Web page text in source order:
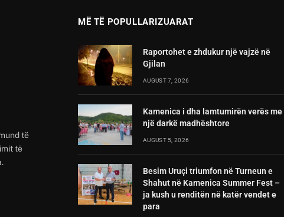
të
të
MË TË POPULLARIZUARAT
Raportohet e zhdukur një vajzë në
Gjilan
AUGUST 7, 2026
Kamenica i dha lamtumirën verës me
një darkë madhështore
AUGUST 5, 2026
Besim Uruçi triumfon në Turneun e
Shahut në Kamenica Summer Fest –
ja kush u renditën në katër vendet e
para